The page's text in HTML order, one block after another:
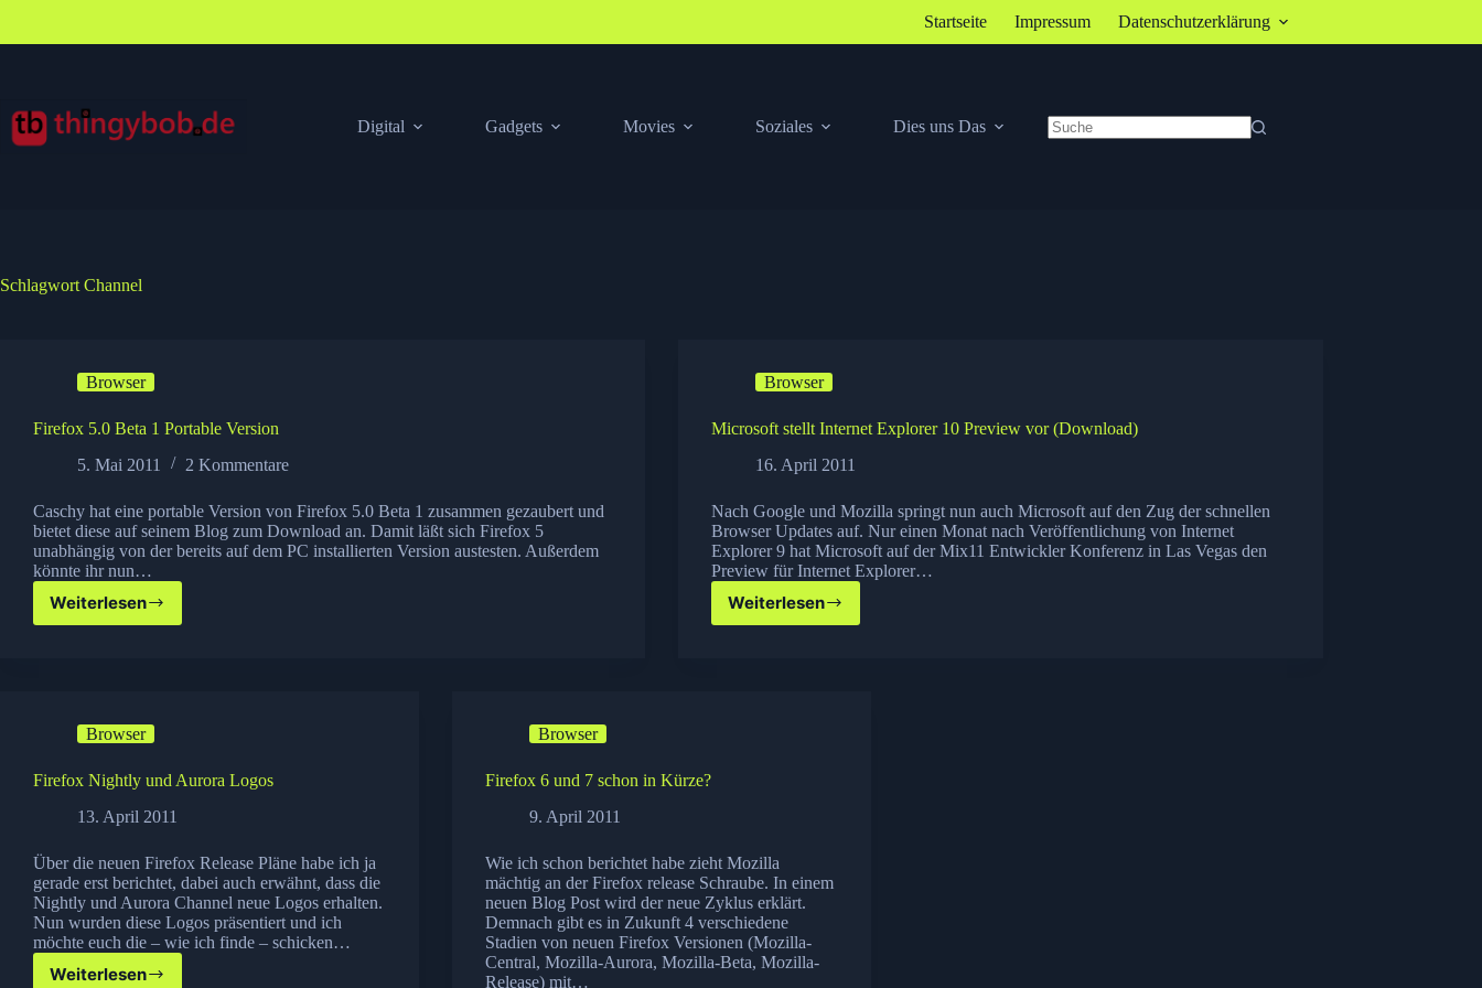
springen
Startseite Impressum Datenschutzerklärung
Digital Gadgets Movies Soziales
Dies uns Das
Schlagwort Channel
Browser
Firefox 5.0 Beta 1 Portable Version
5. Mai 2011
2 Kommentare
Caschy hat eine portable Version von Firefox 5.0 Beta 1 zusammen gezaubert und
bietet diese auf seinem Blog zum Download an. Damit läßt sich Firefox 5
unabhängig von der bereits auf dem PC installierten Version austesten. Außerdem
könnte ihr nun…
Weiterlesen
Firefox
Browser
Microsoft stellt Internet Explorer 10 Preview vor (Download)
16. April 2011
Nach Google und Mozilla springt nun auch Microsoft auf den Zug der schnellen
Browser Updates auf. Nur einen Monat nach Veröffentlichung von Internet
Explorer 9 hat Microsoft auf der Mix11 Entwickler Konferenz in Las Vegas den
Preview für Internet Explorer…
Weiterlesen
Microsoft
Browser
Firefox Nightly und Aurora Logos
13. April 2011
Über die neuen Firefox Release Pläne habe ich ja
gerade erst berichtet, dabei auch erwähnt, dass die
Nightly und Aurora Channel neue Logos erhalten.
Nun wurden diese Logos präsentiert und ich
möchte euch die – wie ich finde – schicken…
Weiterlesen
Firefox
Browser
Firefox 6 und 7 schon in Kürze?
9. April 2011
Wie ich schon berichtet habe zieht Mozilla
mächtig an der Firefox release Schraube. In einem
neuen Blog Post wird der neue Zyklus erklärt.
Demnach gibt es in Zukunft 4 verschiedene
Stadien von neuen Firefox Versionen (Mozilla-
Central, Mozilla-Aurora, Mozilla-Beta, Mozilla-
Release) mit…